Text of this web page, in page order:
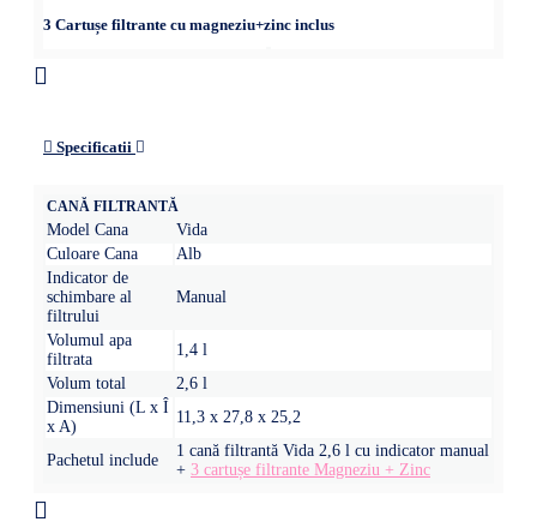
3 Cartușe filtrante cu magneziu+zinc inclus
Specificatii
CANĂ FILTRANTĂ
Model Cana
Vida
Culoare Cana
Alb
Indicator de
schimbare al
filtrului
Manual
Volumul apa
filtrata
1,4 l
Volum total
2,6 l
Dimensiuni (L x Î
x A)
11,3 x 27,8 x 25,2
Pachetul include
1 cană filtrantă Vida 2,6 l cu indicator manual
+ 3 cartușe filtrante Magneziu + Zinc